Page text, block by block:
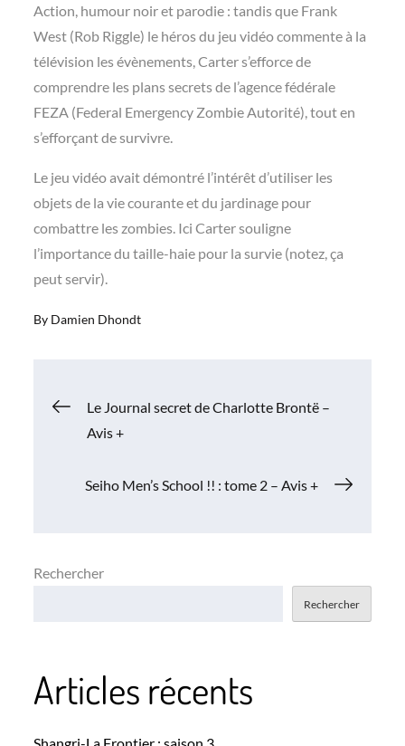
Action, humour noir et parodie : tandis que Frank
West (Rob Riggle) le héros du jeu vidéo commente à la
télévision les évènements, Carter s’efforce de
comprendre les plans secrets de l’agence fédérale
FEZA (Federal Emergency Zombie Autorité), tout en
s’efforçant de survivre.
Le jeu vidéo avait démontré l’intérêt d’utiliser les
objets de la vie courante et du jardinage pour
combattre les zombies. Ici Carter souligne
l’importance du taille-haie pour la survie (notez, ça
peut servir).
By Damien Dhondt
Navigation
Le Journal secret de Charlotte Brontë –
Avis +
Seiho Men’s School !! : tome 2 – Avis +
Rechercher
Rechercher
Articles récents